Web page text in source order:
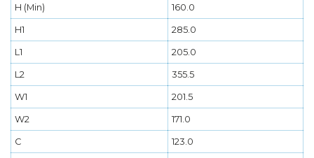
H (Min) 160.0
H1 285.0
L1 205.0
L2 355.5
W1 201.5
W2 171.0
С 123.0